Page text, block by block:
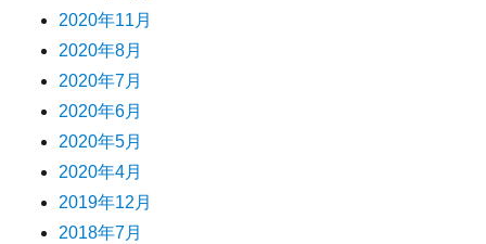
2020年11月
2020年8月
2020年7月
2020年6月
2020年5月
2020年4月
2019年12月
2018年7月